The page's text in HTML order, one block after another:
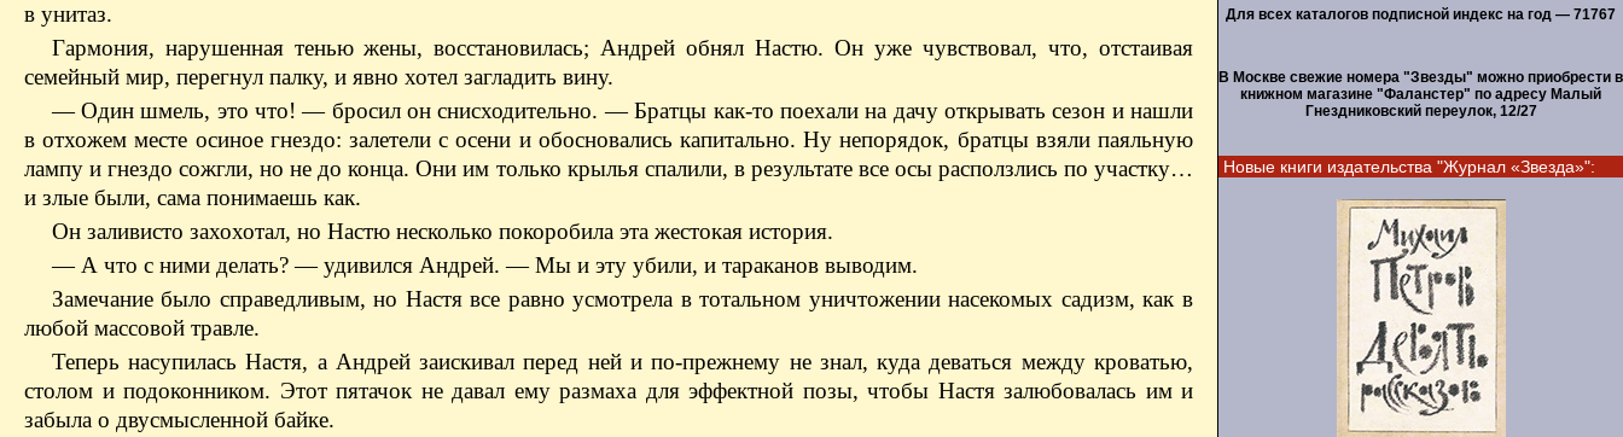
в унитаз.
Гармония, нарушенная тенью жены, восстановилась; Андрей обнял Настю. Он уже чувствовал, что, отстаивая
семейный мир, перегнул палку, и явно хотел загладить вину.
— Один шмель, это что! — бросил он снисходительно. — Братцы как-то поехали на дачу открывать сезон и нашли
в отхожем месте осиное гнездо: залетели с осени и обосновались капитально. Ну непорядок, братцы взяли паяльную
лампу и гнездо сожгли, но не до конца. Они им только крылья спалили, в результате все осы расползлись по участку…
и злые были, сама понимаешь как.
Он заливисто захохотал, но Настю несколько покоробила эта жестокая история.
— А что с ними делать? — удивился Андрей. — Мы и эту убили, и тараканов выводим.
Замечание было справедливым, но Настя все равно усмотрела в тотальном уничтожении насекомых садизм, как в
любой массовой травле.
Теперь насупилась Настя, а Андрей заискивал перед ней и по-прежнему не знал, куда деваться между кроватью,
столом и подоконником. Этот пятачок не давал ему размаха для эффектной позы, чтобы Настя залюбовалась им и
забыла о двусмысленной байке.
Для всех каталогов подписной индекс на год — 71767
В Москве свежие номера "Звезды" можно приобрести в
книжном магазине "Фаланстер" по адресу Малый
Гнездниковский переулок, 12/27
Новые книги издательства "Журнал «Звезда»":